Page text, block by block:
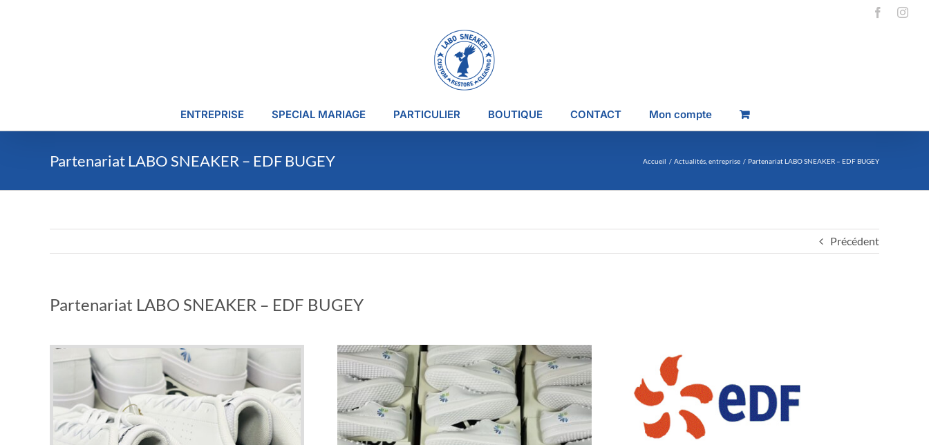
Facebook
ENTREPRISE SPECIAL MARIAGE PARTICULIER BOUTIQUE CONTACT Mon compte
Partenariat LABO SNEAKER – EDF BUGEY Accueil Actualités entreprise Partenariat LABO SNEAKER – EDF BUGEY
Précédent
Partenariat LABO SNEAKER – EDF BUGEY